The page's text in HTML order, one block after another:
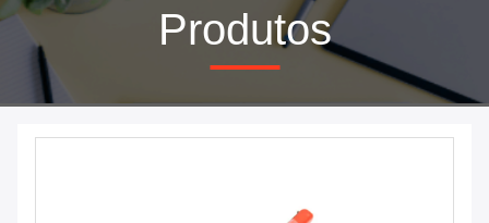
Produtos